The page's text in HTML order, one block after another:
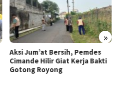
»
Aksi Jum’at Bersih, Pemdes
Cimande Hilir Giat Kerja Bakti
Gotong Royong